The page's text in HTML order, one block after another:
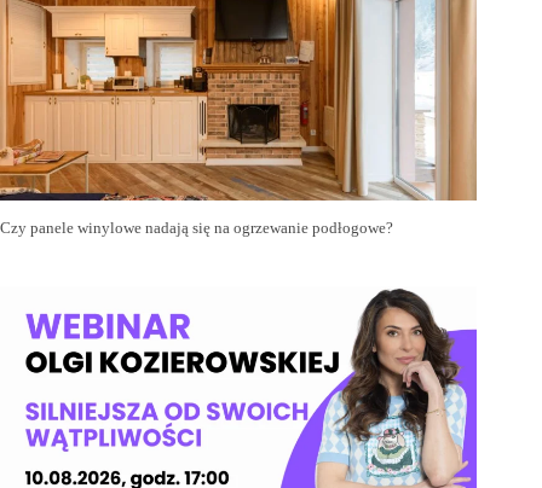
Czy panele winylowe nadają się na ogrzewanie podłogowe?